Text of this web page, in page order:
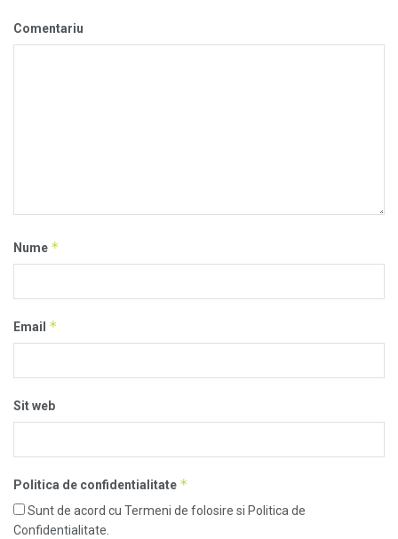
Comentariu
Nume *
Email *
Sit web
Politica de confidentialitate *
Sunt de acord cu Termeni de folosire si Politica de
Confidentialitate.